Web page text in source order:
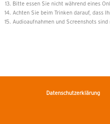
Bitte essen Sie nicht während eines
Achten Sie beim Trinken darauf, dass
Audioaufnahmen und Screenshots
Datenschutzerklärung